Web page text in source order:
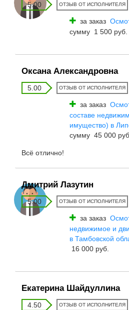
5.00 ОТЗЫВ ОТ ИСПОЛНИТЕЛЯ
за заказ
сумму 1 500 руб.
Оксана Александровна
5.00 ОТЗЫВ ОТ ИСПОЛНИТЕЛЯ
за заказ
составе
имущество) в
сумму 45 000 руб.
Всё отлично!
Дмитрий Лазутин
5.00 ОТЗЫВ ОТ ИСПОЛНИТЕЛЯ
за заказ
недвижимое и
в Тамбовской
16 000 руб.
Екатерина Шайдуллина
4.50 ОТЗЫВ ОТ ИСПОЛНИТЕЛЯ